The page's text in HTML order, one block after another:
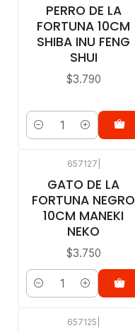
PERRO DE LA
FORTUNA 10CM
SHIBA INU FENG
SHUI
$3.790
Cantidad
657127
GATO DE LA
FORTUNA NEGRO
10CM MANEKI
NEKO
$3.750
Cantidad
657125